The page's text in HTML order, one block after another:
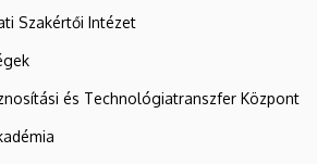
Szakértői Intézet
és Technológiatranszfer Központ